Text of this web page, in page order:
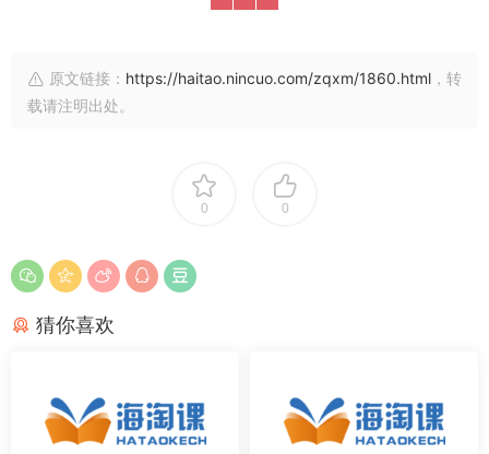
原文链接： https://haitao.nincuo.com/zqxm/1860.html ，转
载请注明出处。
0 0
猜你喜欢